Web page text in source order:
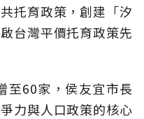
托育政策，創建「汐
台灣平價托育政策先
至60家，侯友宜市長
力與人口政策的核心